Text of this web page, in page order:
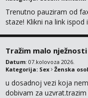
Trenutno pauziram od
staze! Klikni na link
Tražim malo
Datum: 07.kolovoza 2026.
Kategorija: Sex Ženska
u dosadnoj vezi koja
dobivam za